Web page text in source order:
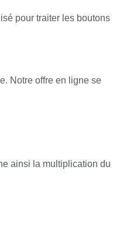
pour traiter les boutons
Notre offre en ligne se
ainsi la multiplication du